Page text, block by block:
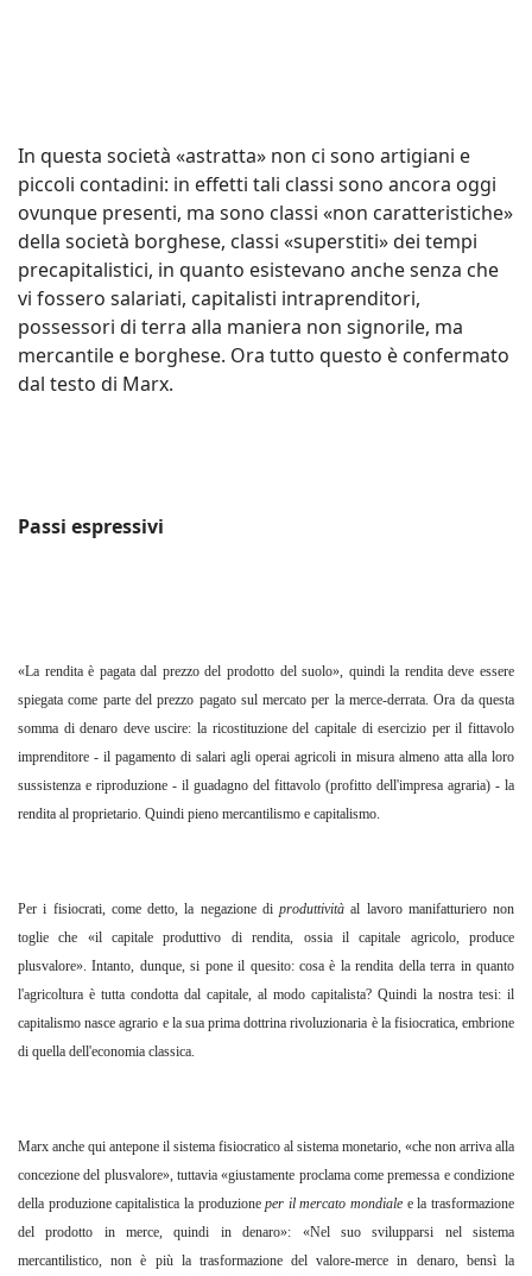
In questa società «astratta» non ci sono artigiani e
piccoli contadini: in effetti tali classi sono ancora oggi
ovunque presenti, ma sono classi «non caratteristiche»
della società borghese, classi «superstiti» dei tempi
precapitalistici, in quanto esistevano anche senza che
vi fossero salariati, capitalisti intraprenditori,
possessori di terra alla maniera non signorile, ma
mercantile e borghese. Ora tutto questo è confermato
dal testo di Marx.
Passi espressivi
«La rendita è pagata dal prezzo del prodotto del suolo», quindi la rendita deve essere
spiegata come parte del prezzo pagato sul mercato per la merce-derrata. Ora da questa
somma di denaro deve uscire: la ricostituzione del capitale di esercizio per il fittavolo
imprenditore - il pagamento di salari agli operai agricoli in misura almeno atta alla loro
sussistenza e riproduzione - il guadagno del fittavolo (profitto dell'impresa agraria) - la
rendita al proprietario. Quindi pieno mercantilismo e capitalismo.
Per i fisiocrati, come detto, la negazione di produttivitàal lavoro manifatturiero non
toglie che «il capitale produttivo di rendita, ossia il capitale agricolo, produce
plusvalore». Intanto, dunque, si pone il quesito: cosa è la rendita della terra in quanto
l'agricoltura è tutta condotta dal capitale, al modo capitalista? Quindi la nostra tesi: il
capitalismo nasce agrario e la sua prima dottrina rivoluzionaria è la fisiocratica, embrione
di quella dell'economia classica.
Marx anche qui antepone il sistema fisiocratico al sistema monetario, «che non arriva alla
concezione del plusvalore», tuttavia «giustamente proclama come premessa e condizione
della produzione capitalistica la produzioneper il mercato mondiale e la trasformazione
del prodotto in merce, quindi in denaro»: «Nel suo svilupparsi nel sistema
mercantilistico, non è più la trasformazione del valore-merce in denaro, bensì la